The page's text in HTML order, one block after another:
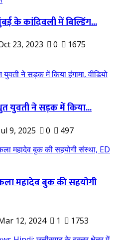
के कांदिवली में बिल्डिंग...
23, 2023 0 1675
युवती ने सड़क में किया...
9, 2025 0 497
महादेव बुक की सहयोगी
12, 2024 1 1753